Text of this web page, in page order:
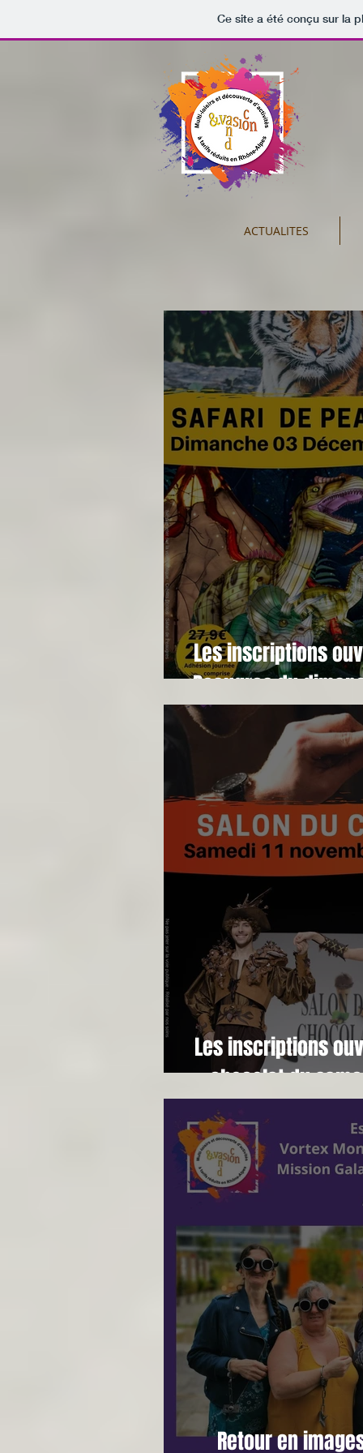
Ce site a été conçu sur la
ACTUALITES
Les inscriptions
Peaugres du
Les inscriptions
chocolat du
Retour en